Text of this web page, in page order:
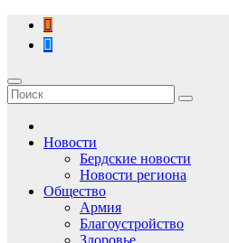
Перейти
содержимому
Новости
Бердские новости
Новости региона
Общество
Армия
Благоустройство
Здоровье